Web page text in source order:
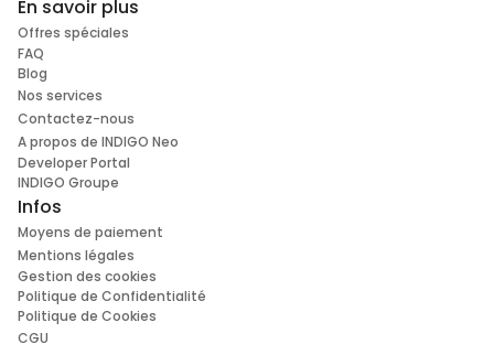
En savoir plus
Offres spéciales
FAQ
Blog
Nos services
Contactez-nous
A propos de INDIGO Neo
Developer Portal
INDIGO Groupe
Infos
Moyens de paiement
Mentions légales
Gestion des cookies
Politique de Confidentialité
Politique de Cookies
CGU